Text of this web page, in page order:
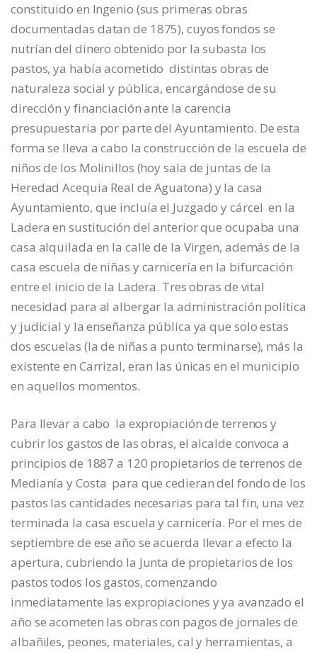
constituido en Ingenio (sus primeras obras
documentadas datan de 1875), cuyos fondos se
nutrían del dinero obtenido por la subasta los
pastos, ya había acometido distintas obras de
naturaleza social y pública, encargándose de su
dirección y financiación ante la carencia
presupuestaria por parte del Ayuntamiento. De esta
forma se lleva a cabo la construcción de la escuela de
niños de los Molinillos (hoy sala de juntas de la
Heredad Acequia Real de Aguatona) y la casa
Ayuntamiento, que incluía el Juzgado y cárcel en la
Ladera en sustitución del anterior que ocupaba una
casa alquilada en la calle de la Virgen, además de la
casa escuela de niñas y carnicería en la bifurcación
entre el inicio de la Ladera. Tres obras de vital
necesidad para al albergar la administración política
y judicial y la enseñanza pública ya que solo estas
dos escuelas (la de niñas a punto terminarse), más la
existente en Carrizal, eran las únicas en el municipio
en aquellos momentos.
Para llevar a cabo la expropiación de terrenos y
cubrir los gastos de las obras, el alcalde convoca a
principios de 1887 a 120 propietarios de terrenos de
Medianía y Costa para que cedieran del fondo de los
pastos las cantidades necesarias para tal fin, una vez
terminada la casa escuela y carnicería. Por el mes de
septiembre de ese año se acuerda llevar a efecto la
apertura, cubriendo la Junta de propietarios de los
pastos todos los gastos, comenzando
inmediatamente las expropiaciones y ya avanzado el
año se acometen las obras con pagos de jornales de
albañiles, peones, materiales, cal y herramientas, a